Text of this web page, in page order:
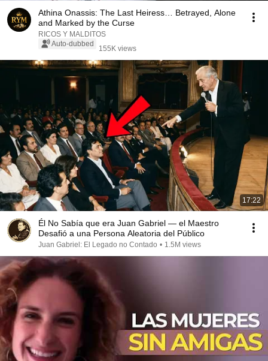
Athina Onassis: The Last Heiress… Betrayed, Alone
and Marked by the Curse
RICOS Y MALDITOS
Auto-dubbed
155K views
17:22
Él No Sabía que era Juan Gabriel — el Maestro
Desafió a una Persona Aleatoria del Público
Juan Gabriel: El Legado no Contado • 1.5M views